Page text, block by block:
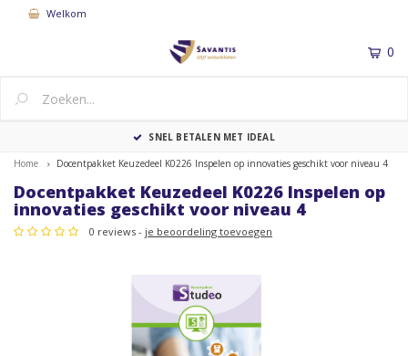
Welkom
0
SNEL BETALEN MET IDEAL
Home Docentpakket Keuzedeel K0226 Inspelen op innovaties geschikt voor niveau 4
Docentpakket Keuzedeel K0226 Inspelen op
innovaties geschikt voor niveau 4
0 reviews - je beoordeling toevoegen